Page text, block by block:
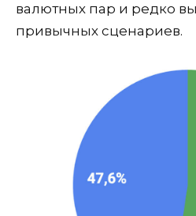
валютных пар и редко
привычных сценариев.